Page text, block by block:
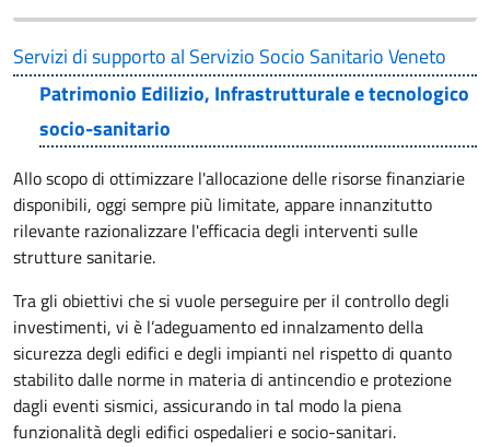
Servizi di supporto al Servizio Socio Sanitario Veneto
Patrimonio Edilizio, Infrastrutturale e tecnologico
socio-sanitario
Allo scopo di ottimizzare l'allocazione delle risorse finanziarie
disponibili, oggi sempre più limitate, appare innanzitutto
rilevante razionalizzare l'efficacia degli interventi sulle
strutture sanitarie.
Tra gli obiettivi che si vuole perseguire per il controllo degli
investimenti, vi è l’adeguamento ed innalzamento della
sicurezza degli edifici e degli impianti nel rispetto di quanto
stabilito dalle norme in materia di antincendio e protezione
dagli eventi sismici, assicurando in tal modo la piena
funzionalità degli edifici ospedalieri e socio-sanitari.